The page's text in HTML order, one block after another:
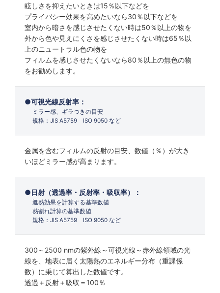
眩しさを抑えたいときは15％以下などを
プライバシー効果を高めたいなら30％以下などを
室内から暗さを感じさせたくない時は50％以上の物を
外から色や見えにくさを感じさせたくない時は65％以
上のニュートラル色の物を
フィルムを感じさせたくないなら80％以上の無色の物
をお勧めします。
可視光線反射率：
ミラー感、ギラつきの目安
規格：JIS A5759 ISO 9050 など
金属を含むフィルムの反射の目安、数値（％）が大き
いほどミラー感が高まります。
日射（透過率・反射率・吸収率）：
遮熱効果を計算する基準数値
熱割れ計算の基準数値
規格：JIS A5759 ISO 9050 など
300～2500 nmの紫外線～可視光線～赤外線領域の光
線を、地表に届く太陽熱のエネルギー分布（重課係
数）に乗じて算出した数値です。
透過＋反射＋吸収＝100％